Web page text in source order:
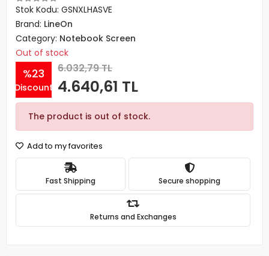
Stok Kodu: GSNXLHASVE
Brand: LineOn
Category: Notebook Screen
Out of stock
%23
Discount
6.032,79 TL
4.640,61 TL
The product is out of stock.
Add to my favorites
Fast Shipping Secure shopping
Returns and Exchanges